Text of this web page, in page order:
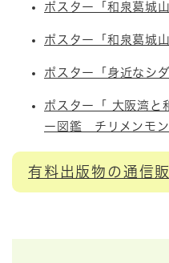
ポスター「和泉葛城
ポスター「和泉葛城
ポスター「身近なシダ
ポスター「 大阪湾と
ー図鑑 チリメンモン
有料出版物の通信